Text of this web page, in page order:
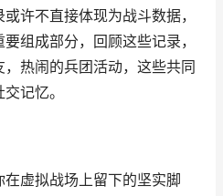
许不直接体现为战斗数据，
组成部分，回顾这些记录，
热闹的兵团活动，这些共同
记忆。
虚拟战场上留下的坚实脚